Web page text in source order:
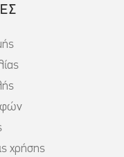
χρήσης